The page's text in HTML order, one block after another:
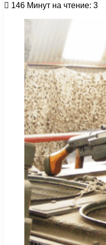
146 Минут на чтение: 3